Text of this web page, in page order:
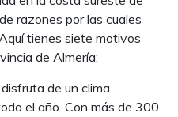
EL CANTAL
€
razones por las cuales
tienes siete motivos
de Almería:
de un clima
el año. Con más de 300